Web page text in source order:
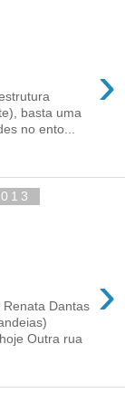
›
basta uma
no ento...
›
Dantas
Outra rua